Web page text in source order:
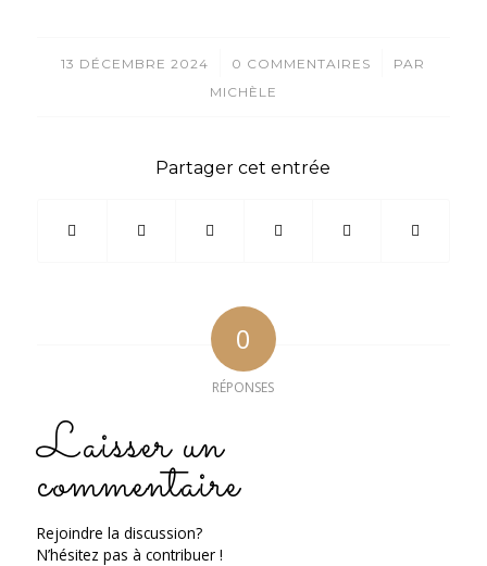
13 DÉCEMBRE 2024
/ 0 COMMENTAIRES
/
PAR
MICHÈLE
Partager cet entrée
0
RÉPONSES
Laisser un
commentaire
Rejoindre la discussion?
N’hésitez pas à contribuer !